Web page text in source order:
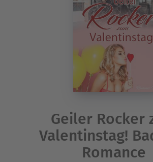
Geiler Rocker
Valentinstag!
Romance